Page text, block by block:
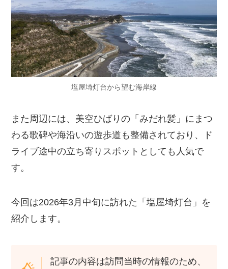
塩屋埼灯台から望む海岸線
また周辺には、美空ひばりの「みだれ髪」にまつ
わる歌碑や海沿いの遊歩道も整備されており、ド
ライブ途中の立ち寄りスポットとしても人気で
す。
今回は2026年3月中旬に訪れた「塩屋埼灯台」を
紹介します。
記事の内容は訪問当時の情報のため、